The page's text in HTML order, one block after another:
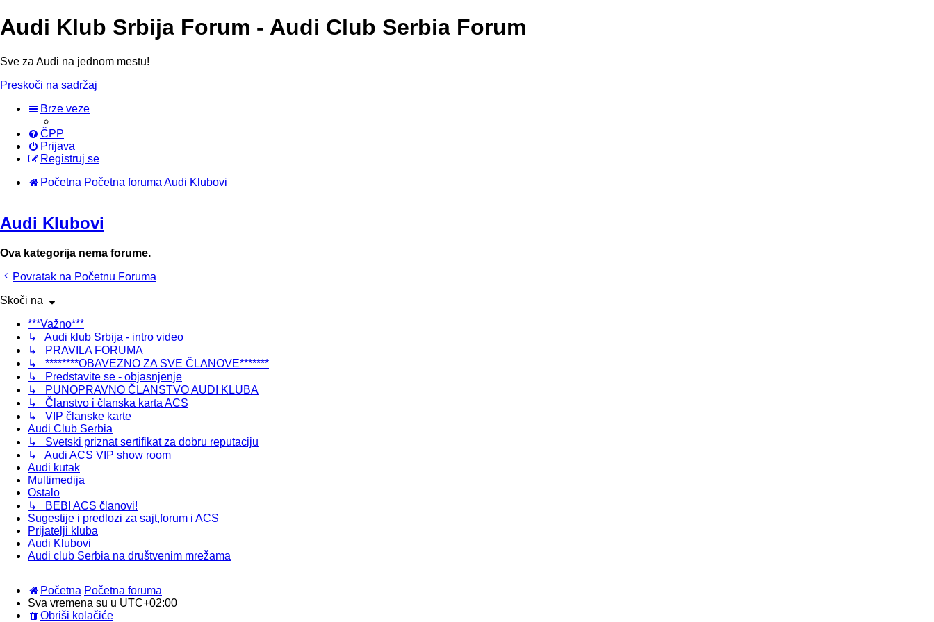
Audi Klub Srbija Forum - Audi Club Serbia Forum
Sve za Audi na jednom mestu!
Preskoči na sadržaj
Brze veze
ČPP
Prijava
Registruj se
Početna Početna foruma Audi Klubovi
Audi Klubovi
Ova kategorija nema forume.
Povratak na Početnu Foruma
Skoči na
***Važno***
↳ Audi klub Srbija - intro video
↳ PRAVILA FORUMA
↳ ********OBAVEZNO ZA SVE ČLANOVE*******
↳ Predstavite se - objasnjenje
↳ PUNOPRAVNO ČLANSTVO AUDI KLUBA
↳ Članstvo i članska karta ACS
↳ VIP članske karte
Audi Club Serbia
↳ Svetski priznat sertifikat za dobru reputaciju
↳ Audi ACS VIP show room
Audi kutak
Multimedija
Ostalo
↳ BEBI ACS članovi!
Sugestije i predlozi za sajt,forum i ACS
Prijatelji kluba
Audi Klubovi
Audi club Serbia na društvenim mrežama
Početna Početna foruma
Sva vremena su u UTC+02:00
Obriši kolačiće